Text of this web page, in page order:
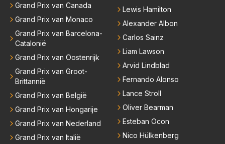
Grand Prix van Canada
Grand Prix van Monaco
Grand Prix van Barcelona-
Catalonië
Grand Prix van Oostenrijk
Grand Prix van Groot-
Brittannië
Grand Prix van België
Grand Prix van Hongarije
Grand Prix van Nederland
Grand Prix van Italië
Lewis Hamilton
Alexander Albon
Carlos Sainz
Liam Lawson
Arvid Lindblad
Fernando Alonso
Lance Stroll
Oliver Bearman
Esteban Ocon
Nico Hülkenberg